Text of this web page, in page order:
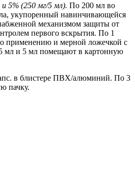
5% (250 мг/5 мл). По 200 мл во
укупоренный навинчивающейся
механизмом защиты от
первого вскрытия. По 1
применению и мерной ложечкой с
мл и 5 мл помещают в картонную
в блистере ПВХ/алюминий. По 3
пачку.